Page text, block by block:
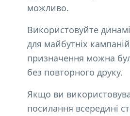
можливо.
Використовуйте
для майбутніх
призначення можна
без повторного друку.
Якщо ви
посилання всередині